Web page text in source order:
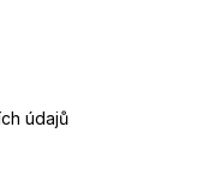
údajů